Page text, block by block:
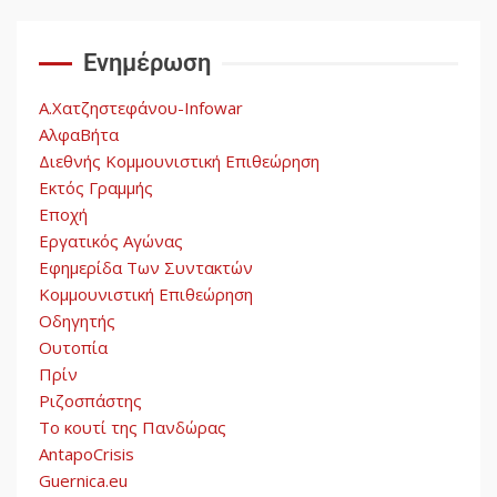
5 Ενημέρωση
Α.Χατζηστεφάνου-Infowar
ΑλφαΒήτα
Διεθνής Κομμουνιστική Επιθεώρηση
Εκτός Γραμμής
Εποχή
Εργατικός Αγώνας
Εφημερίδα Των Συντακτών
Κομμουνιστική Επιθεώρηση
Οδηγητής
Ουτοπία
Πρίν
Ριζοσπάστης
Το κουτί της Πανδώρας
AntapoCrisis
Guernica.eu